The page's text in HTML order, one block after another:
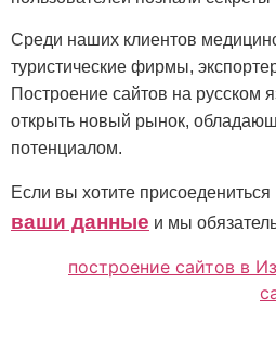
Среди наших клиентов
туристические фирмы,
Построение сайтов на русском
открыть новый рынок,
потенциалом.
Если вы хотите присоедениться
ваши данные и мы
построение сайтов в